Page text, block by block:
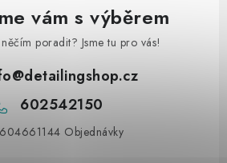
vám s výběrem
poradit? Jsme tu pro vás!
@detailingshop.cz
602542150
604661144 Objednávky